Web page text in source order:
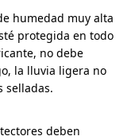
humedad muy alta
protegida en todo
no debe
la lluvia ligera no
selladas.
deben